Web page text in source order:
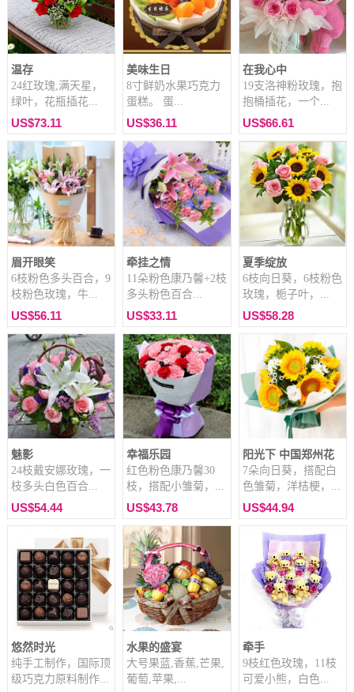
温存
24红玫瑰,满天星，
绿叶，花瓶插花...
US$73.11
美味生日
8寸鲜奶水果巧克力
蛋糕。 蛋...
US$36.11
在我心中
19支洛神粉玫瑰，抱
抱桶插花，一个...
US$66.61
眉开眼笑
6枝粉色多头百合，9
枝粉色玫瑰，牛...
US$56.11
牵挂之情
11朵粉色康乃馨+2枝
多头粉色百合...
US$33.11
夏季绽放
6枝向日葵，6枝粉色
玫瑰，栀子叶，...
US$58.28
魅影
24枝戴安娜玫瑰，一
枝多头白色百合...
US$54.44
幸福乐园
红色粉色康乃馨30
枝，搭配小雏菊，...
US$43.78
阳光下 中国郑州花
7朵向日葵，搭配白
色雏菊，洋桔梗，...
US$44.94
悠然时光
纯手工制作，国际顶
级巧克力原料制作...
水果的盛宴
大号果蓝,香蕉,芒果,
葡萄,苹果,...
牵手
9枝红色玫瑰，11枝
可爱小熊，白色...